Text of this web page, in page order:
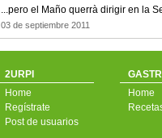
...pero el Maño querrà dirigir en la
03 de septiembre 2011
2URPI
Home
Regístrate
Post de usuarios
Home